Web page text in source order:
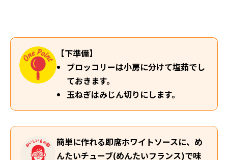
【下準備】
ブロッコリーは小房に分けて塩茹でし
ておきます。
玉ねぎはみじん切りにします。
簡単に作れる即席ホワイトソースに、め
んたいチューブ(めんたいフランス)で味